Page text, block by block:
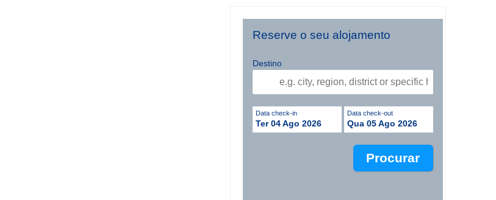
Reserve o seu alojamento
Destino
Data check-in
Ter 04 Ago 2026
Data check-out
Qua 05 Ago 2026